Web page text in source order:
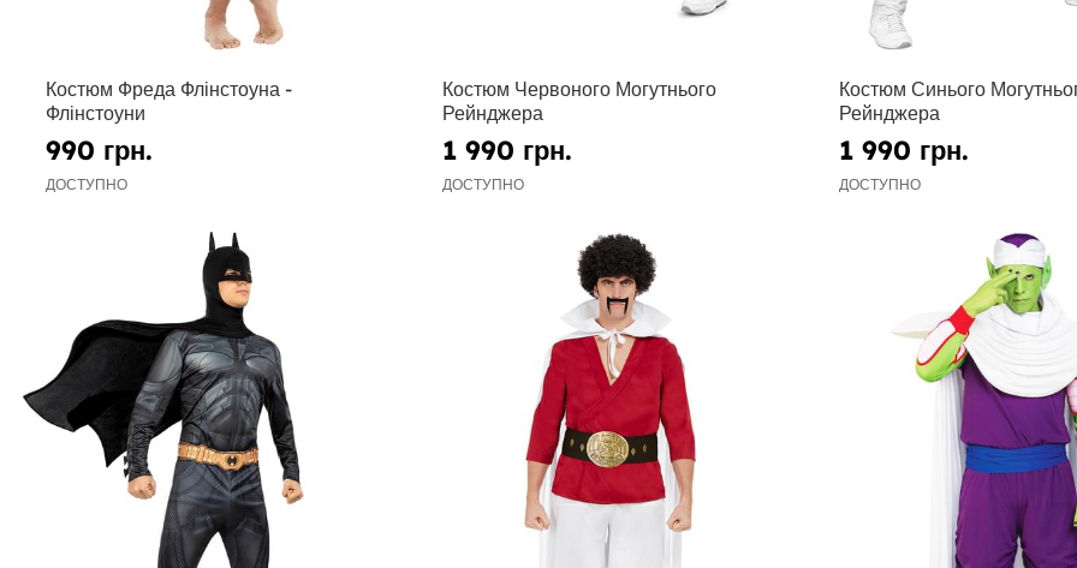
Костюм Фреда Флінстоуна -
Флінстоуни
990 грн.
ДОСТУПНО
Костюм Червоного Могутнього
Рейнджера
1 990 грн.
ДОСТУПНО
Костюм Синього
Рейнджера
1 990 грн.
ДОСТУПНО